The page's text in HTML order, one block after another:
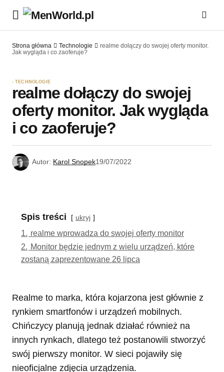
Strona główna Technologie
realme dołączy do swojej oferty monitor.
Jak wygląda i co zaoferuje?
TECHNOLOGIE
realme dołączy do swojej
oferty monitor. Jak wygląda
i co zaoferuje?
Autor: Karol Snopek19/07/2022
Spis treści ukryj
1. realme wprowadza do swojej oferty monitor
2. Monitor będzie jednym z wielu urządzeń, które
zostaną zaprezentowane 26 lipca
Realme to marka, która kojarzona jest głównie z
rynkiem smartfonów i urządzeń mobilnych.
Chińczycy planują jednak działać również na
innych rynkach, dlatego też postanowili stworzyć
swój pierwszy monitor. W sieci pojawiły się
nieoficjalne zdjęcia urządzenia.